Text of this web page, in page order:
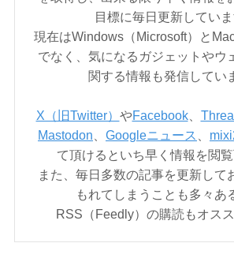
目標に毎日更新していま
現在はWindows（Microsoft）と
でなく、気になるガジェットやウ
関する情報も発信してい
X（旧Twitter） やFacebook、
Mastodon
Googleニュース
て頂けるといち早く情報を閲覧
また、毎日多数の記事を更新して
もれてしまうことも多々あ
RSS（Feedly）の購読もオスス